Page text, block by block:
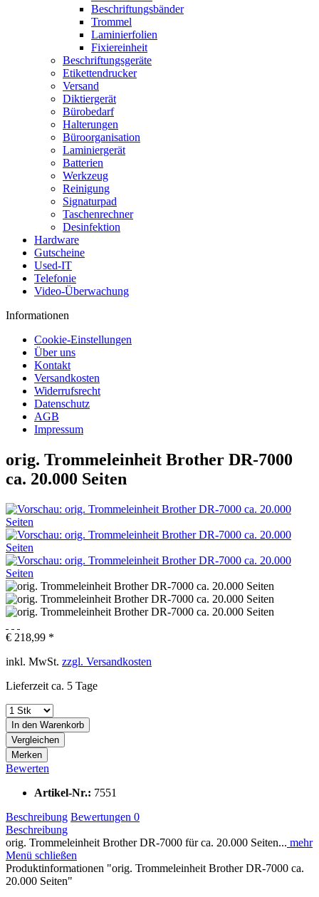
Beschriftungsbänder
Trommel
Laminierfolien
Fixiereinheit
Beschriftungsgeräte
Etikettendrucker
Versand
Diktiergerät
Bürobedarf
Halterungen
Büroorganisation
Laminiergerät
Batterien
Werkzeug
Reinigung
Signaturpad
Taschenrechner
Desinfektion
Hardware
Gutscheine
Used-IT
Telefonie
Video-Überwachung
Informationen
Cookie-Einstellungen
Über uns
Kontakt
Versandkosten
Widerrufsrecht
Datenschutz
AGB
Impressum
orig. Trommeleinheit Brother DR-7000
ca. 20.000 Seiten
€ 218,99 *
inkl. MwSt. zzgl. Versandkosten
Lieferzeit ca. 5 Tage
In den Warenkorb
Vergleichen
Merken
Bewerten
Artikel-Nr.: 7551
Beschreibung Bewertungen 0
Beschreibung
orig. Trommeleinheit Brother DR-7000 für ca. 20.000 Seiten... mehr
Menü schließen
Produktinformationen "orig. Trommeleinheit Brother DR-7000 ca.
20.000 Seiten"